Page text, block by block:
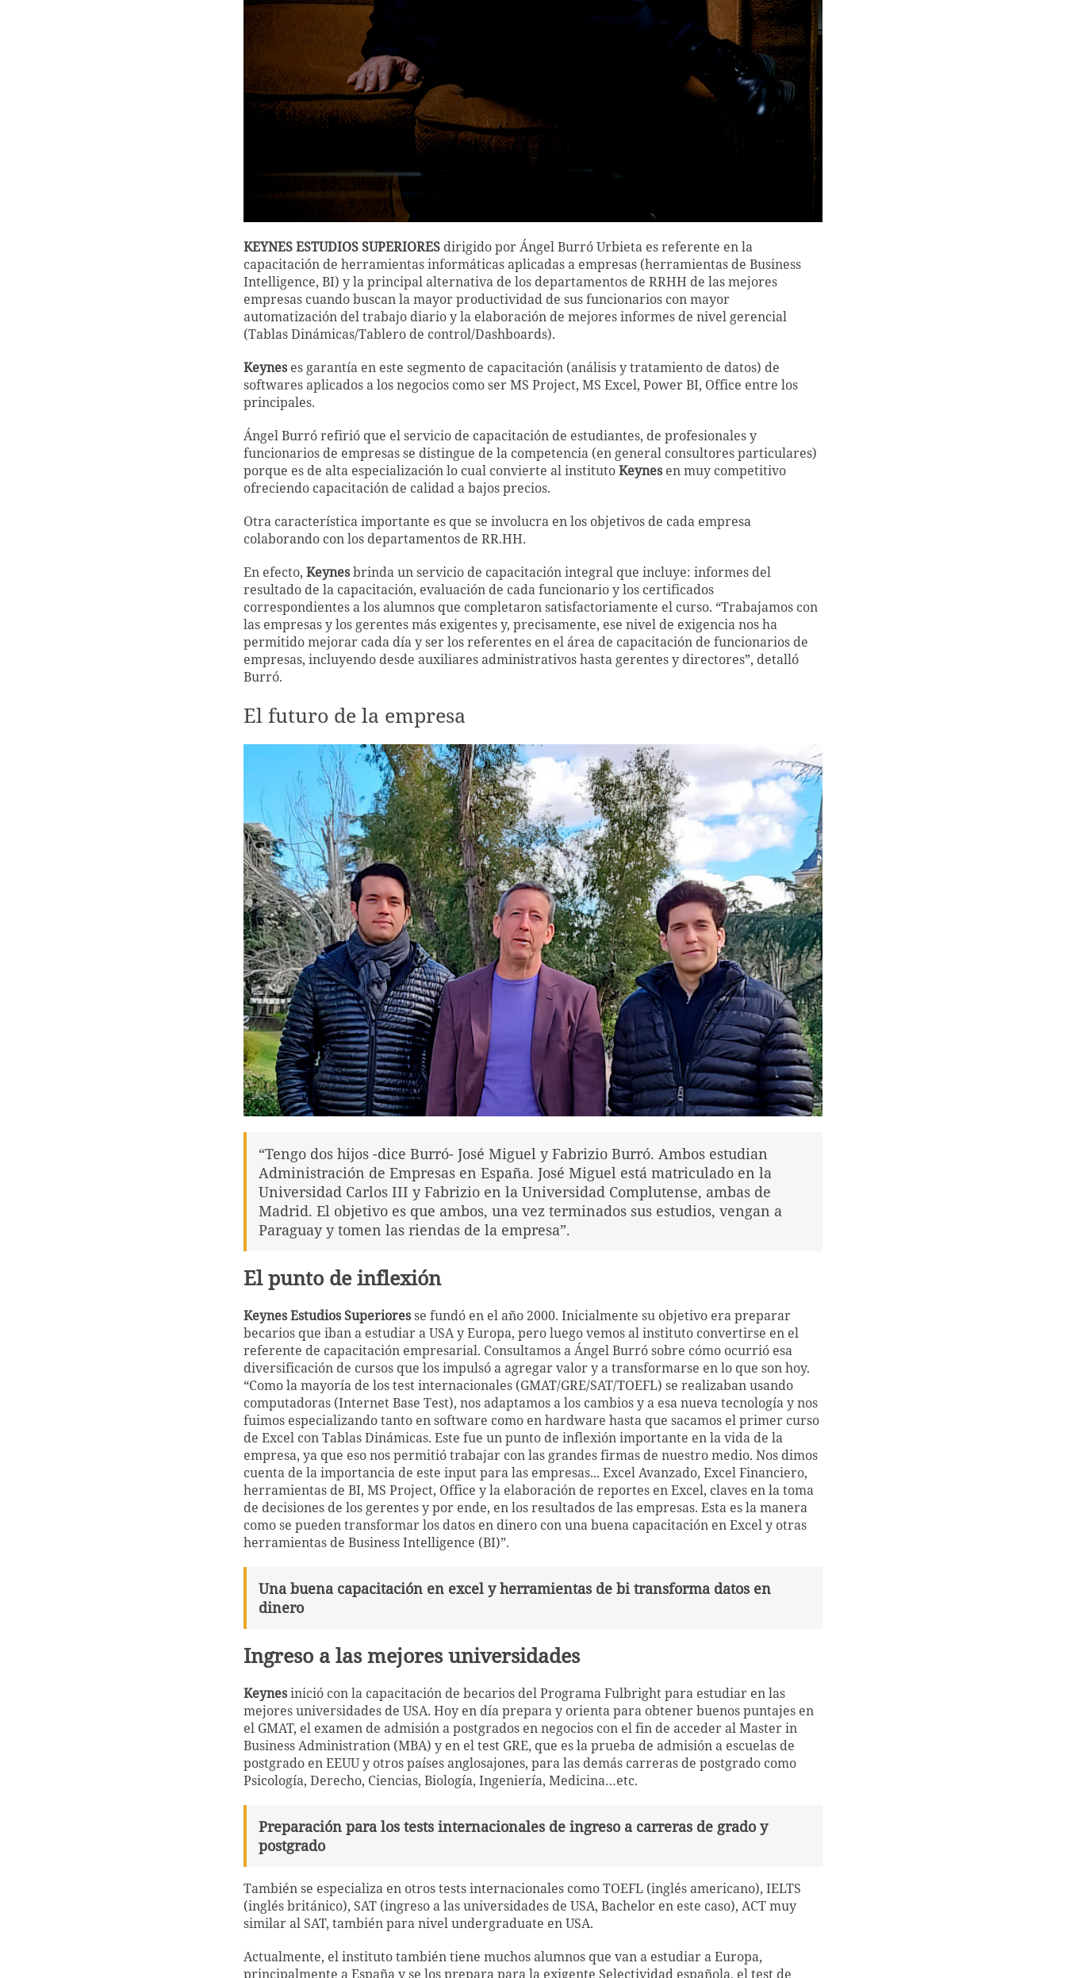
KEYNES ESTUDIOS SUPERIORES dirigido por Ángel Burró Urbieta es referente en la
capacitación de herramientas informáticas aplicadas a empresas (herramientas de Business
Intelligence, BI) y la principal alternativa de los departamentos de RRHH de las mejores
empresas cuando buscan la mayor productividad de sus funcionarios con mayor
automatización del trabajo diario y la elaboración de mejores informes de nivel gerencial
(Tablas Dinámicas/Tablero de control/Dashboards).
Keyneses garantía en este segmento de capacitación (análisis y tratamiento de datos) de
softwares aplicados a los negocios como ser MS Project, MS Excel, Power BI, Office entre los
principales.
Ángel Burró refirió que el servicio de capacitación de estudiantes, de profesionales y
funcionarios de empresas se distingue de la competencia (en general consultores particulares)
porque es de alta especialización lo cual convierte al institutoKeynesen muy competitivo
ofreciendo capacitación de calidad a bajos precios.
Otra característica importante es que se involucra en los objetivos de cada empresa
colaborando con los departamentos de RR.HH.
En efecto, Keynesbrinda un servicio de capacitación integral que incluye: informes del
resultado de la capacitación, evaluación de cada funcionario y los certificados
correspondientes a los alumnos que completaron satisfactoriamente el curso. “Trabajamos con
las empresas y los gerentes más exigentes y, precisamente, ese nivel de exigencia nos ha
permitido mejorar cada día y ser los referentes en el área de capacitación de funcionarios de
empresas, incluyendo desde auxiliares administrativos hasta gerentes y directores”, detalló
Burró.
El futuro de la empresa
“Tengo dos hijos -dice Burró- José Miguel y Fabrizio Burró. Ambos estudian
Administración de Empresas en España. José Miguel está matriculado en la
Universidad Carlos III y Fabrizio en la Universidad Complutense, ambas de
Madrid. El objetivo es que ambos, una vez terminados sus estudios, vengan a
Paraguay y tomen las riendas de la empresa”.
El punto de inflexión
Keynes Estudios Superioresse fundó en el año 2000. Inicialmente su objetivo era preparar
becarios que iban a estudiar a USA y Europa, pero luego vemos al instituto convertirse en el
referente de capacitación empresarial. Consultamos a Ángel Burró sobre cómo ocurrió esa
diversificación de cursos que los impulsó a agregar valor y a transformarse en lo que son hoy.
“Como la mayoría de los test internacionales (GMAT/GRE/SAT/TOEFL) se realizaban usando
computadoras (Internet Base Test), nos adaptamos a los cambios y a esa nueva tecnología y nos
fuimos especializando tanto en software como en hardware hasta que sacamos el primer curso
de Excel con Tablas Dinámicas. Este fue un punto de inflexión importante en la vida de la
empresa, ya que eso nos permitió trabajar con las grandes firmas de nuestro medio. Nos dimos
cuenta de la importancia de este input para las empresas... Excel Avanzado, Excel Financiero,
herramientas de BI, MS Project, Office y la elaboración de reportes en Excel, claves en la toma
de decisiones de los gerentes y por ende, en los resultados de las empresas. Esta es la manera
como se pueden transformar los datos en dinero con una buena capacitación en Excel y otras
herramientas de Business Intelligence (BI)”.
Una buena capacitación en excel y herramientas de bi transforma datos en
dinero
Ingreso a las mejores universidades
Keynesinició con la capacitación de becarios del Programa Fulbright para estudiar en las
mejores universidades de USA. Hoy en día prepara y orienta para obtener buenos puntajes en
el GMAT, el examen de admisión a postgrados en negocios con el fin de acceder al Master in
Business Administration (MBA) y en el test GRE, que es la prueba de admisión a escuelas de
postgrado en EEUU y otros países anglosajones, para las demás carreras de postgrado como
Psicología, Derecho, Ciencias, Biología, Ingeniería, Medicina…etc.
Preparación para los tests internacionales de ingreso a carreras de grado y
postgrado
También se especializa en otros tests internacionales como TOEFL (inglés americano), IELTS
(inglés británico), SAT (ingreso a las universidades de USA, Bachelor en este caso), ACT muy
similar al SAT, también para nivel undergraduate en USA.
Actualmente, el instituto también tiene muchos alumnos que van a estudiar a Europa,
principalmente a España y se los prepara para la exigente Selectividad española, el test de